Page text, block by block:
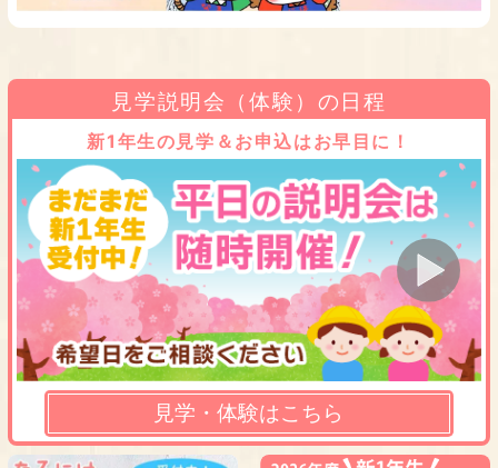
見学説明会（体験）の日程
新1年生の見学＆お申込はお早目に！
見学・体験はこちら